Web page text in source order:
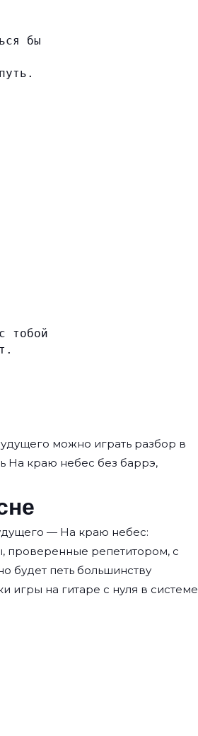
бы
тобой
можно играть разбор в
На краю небес без баррэ,
— На краю небес:
проверенные репетитором, с
будет петь большинству
игры на гитаре с нуля в системе